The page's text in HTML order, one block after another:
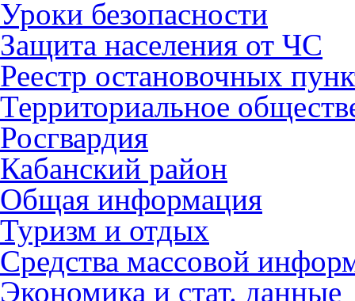
Уроки безопасности
Защита населения от ЧС
Реестр остановочных
Территориальное
Росгвардия
Кабанский район
Общая информация
Туризм и отдых
Средства массовой
Экономика и стат. данные